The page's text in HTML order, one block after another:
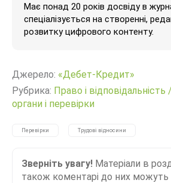
Має понад 20 років досвіду в
спеціалізується на створенні,
розвитку цифрового контенту.
Джерело: «Дебет-Кредит»
Рубрика: Право і відповідальність /
органи і перевірки
Перевірки Трудові відносини
Зверніть увагу! Матеріали в
також коментарі до них можуть